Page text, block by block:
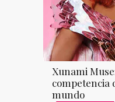
Xunami
competencia
mundo